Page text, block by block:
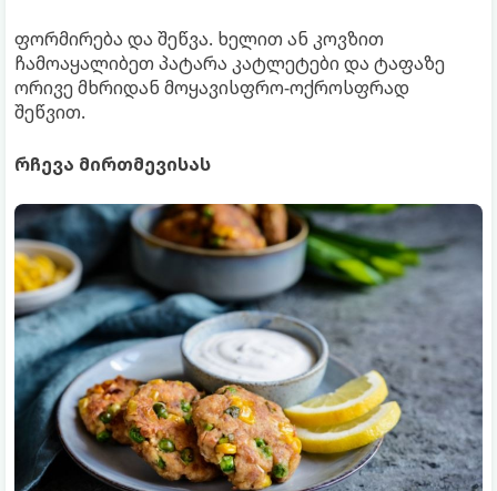
ფორმირება და შეწვა. ხელით ან კოვზით
ჩამოაყალიბეთ პატარა კატლეტები და ტაფაზე
ორივე მხრიდან მოყავისფრო-ოქროსფრად
შეწვით.
რჩევა მირთმევისას